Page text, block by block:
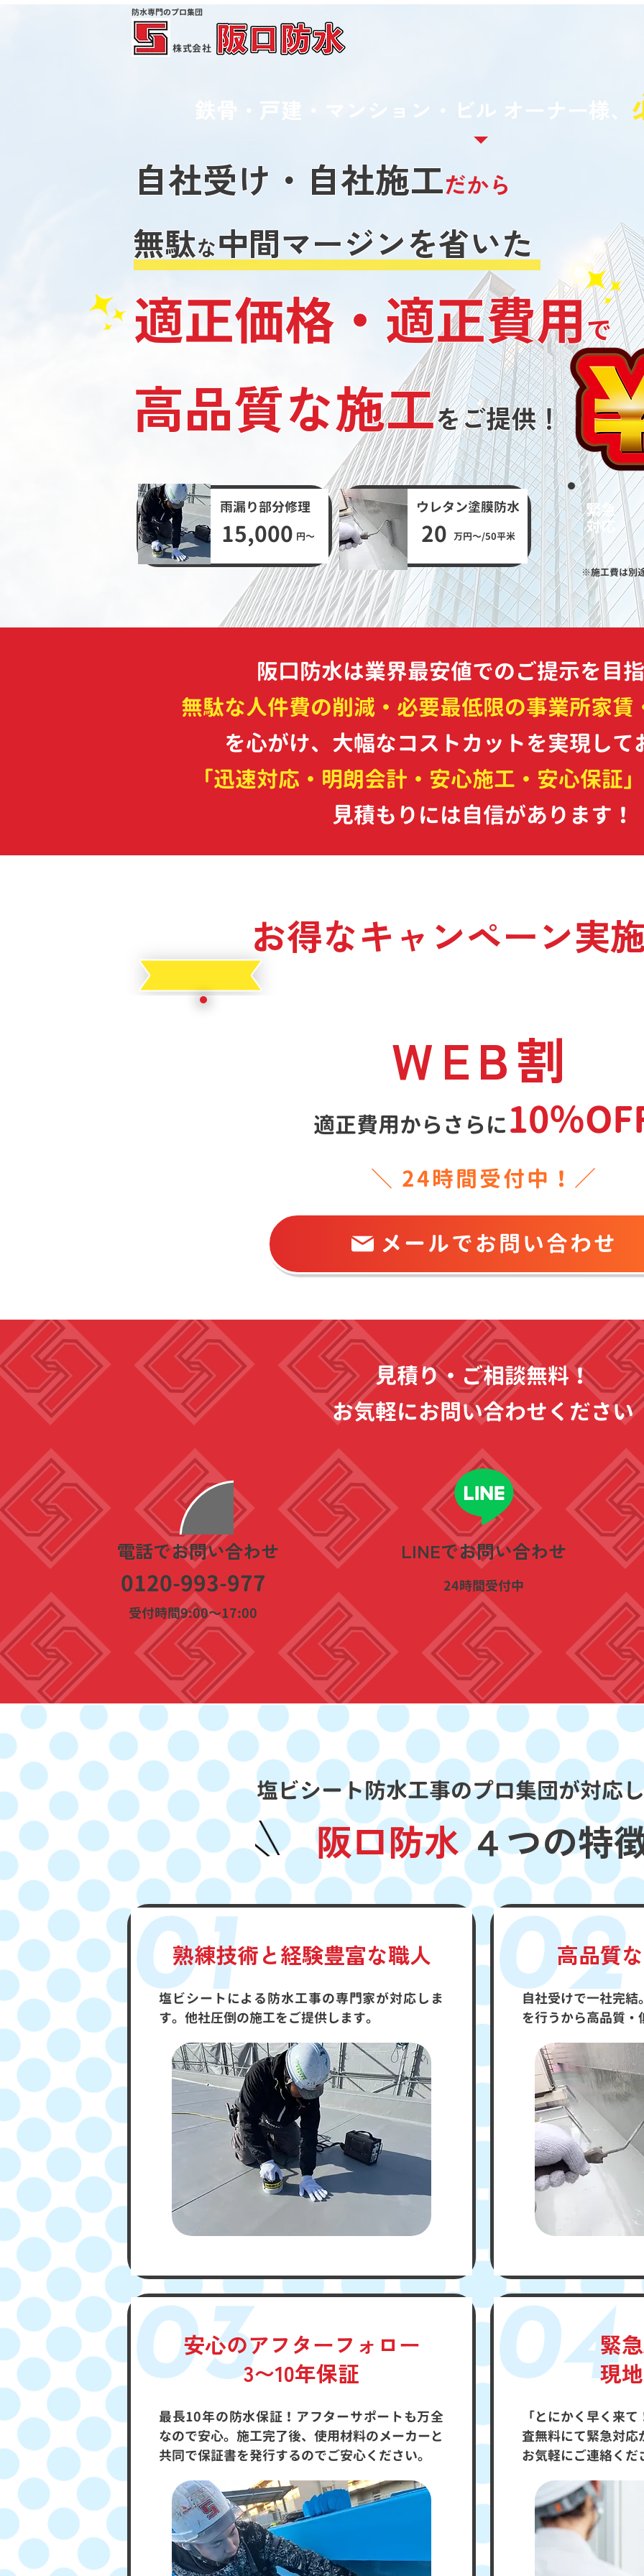
防水専門のプロ集団
株式会社
​鉄骨・戸建・マンション・ビル オーナー様、
自社受け・自社施工だから
無駄な中間マージンを省いた
適正価格・適正費用で
高品質な施工をご提供！
​円〜​
​15,000
​雨漏り部分修理
​万円〜​​/50平米
​20
​ウレタン塗膜防水​ 緊急​
​対応
※施工費は別
阪口防水は業界最安値でのご提示を目
無駄な人件費の削減・必要最低限の事業所家賃
を心がけ、大幅なコストカットを実現して
​「迅速対応・明朗会計・安心施工・安心保証」
見積もりには自信があります！
お得なキャンペーン実
WEB割
適正費用からさらに10％
＼ 24時間受付中！／
メールでお問い合わせ
​電話でお問い合わせ
0120-993-977
​受付時間9:00〜17:00
​LINEでお問い合わせ
​24時間受付中
見積り・ご相談無料！
お気軽にお問い合わせください
塩ビシート防水工事のプロ集団が対応
阪口防水４つの特
01
熟練技術と経験豊富な職人
塩ビシートによる防水工事の専門家が対応しま
す。他社圧倒の施工をご提供します。
03
安心のアフターフォロー
3〜10年保証
最長10年の防水保証！アフターサポートも万全
なので安心。施工完了後、使用材料のメーカーと
共同で保証書を発行するのでご安心ください。
02
高品質
自社受けで一社完
を行うから高品質・
04
緊
現
「とにかく早く来
査無料にて緊急対応
お気軽にご連絡くだ